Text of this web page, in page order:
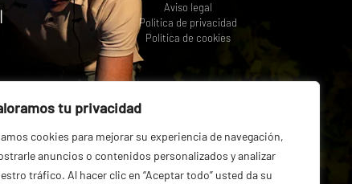
tu privacidad
cookies para mejorar su experiencia de navegación,
anuncios o contenidos personalizados y analizar
tráfico. Al hacer clic en “Aceptar todo” usted da su
|
Aviso legal
Política de privacidad
Política de cookies